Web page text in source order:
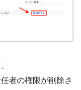
者の権限が削除さ